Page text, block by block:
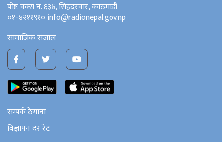
पोष्ट वक्स नं. ६३४, सिंहदरवार, काठमाडौं
०१-४२११९१० info@radionepal.gov.np
सामाजिक संजाल
सम्पर्क ठेगाना
विज्ञापन दर रेट